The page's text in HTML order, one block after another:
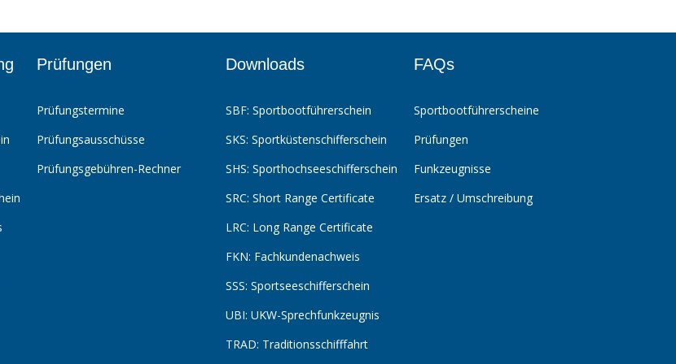
Prüfungen
Prüfungstermine
Prüfungsausschüsse
Prüfungsgebühren-Rechner
Downloads
SBF: Sportbootführerschein
SKS: Sportküstenschifferschein
SHS: Sporthochseeschifferschein
SRC: Short Range Certificate
LRC: Long Range Certificate
FKN: Fachkundenachweis
SSS: Sportseeschifferschein
UBI: UKW-Sprechfunkzeugnis
TRAD: Traditionsschifffahrt
FAQs
Sportbootführerscheine
Prüfungen
Funkzeugnisse
Ersatz / Umschreibung